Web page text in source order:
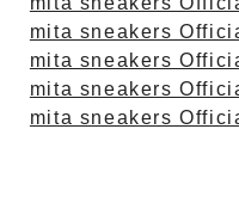
mita sneakers
mita sneakers
mita sneakers
mita sneakers